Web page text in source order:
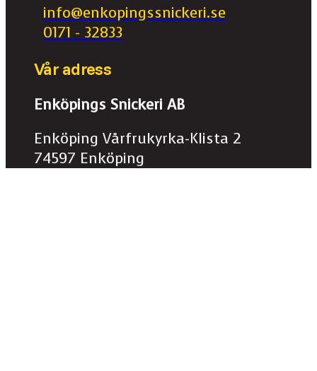
info@enkopingssnickeri.se
0171 - 32833
Vår adress
Enköpings Snickeri AB
Enköping Vårfrukyrka-Klista 2
74597 Enköping